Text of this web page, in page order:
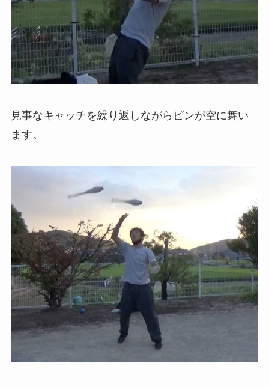
見事なキャッチを繰り返しながらピンが空に舞い
ます。